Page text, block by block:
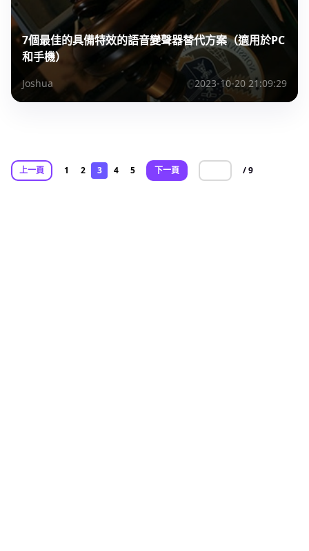
7個最佳的具備特效的語音變聲器替代方案（適用於PC
和手機）
Joshua 2023-10-20 21:09:29
上一頁 1 2 3 4 5 下一頁 / 9